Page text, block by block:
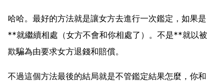
哈哈。最好的方法就是讓女方去進行一次鑑定，如果是
**就繼續相處（女方不會和你相處了）。不是**就以被
欺騙為由要求女方退錢和賠償。
不過這個方法最後的結局就是不管鑑定結果怎麼，你和